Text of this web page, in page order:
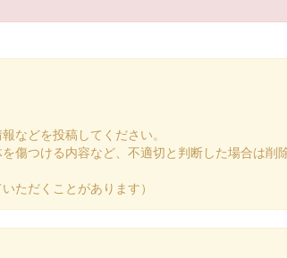
などを投稿してください。
傷つける内容など、不適切と判断した場合は削
ただくことがあります）